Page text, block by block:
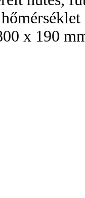
x 190